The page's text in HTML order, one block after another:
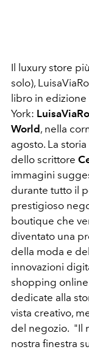
Il luxury store
solo),
libro in
York:
World , nella
agosto. La
dello scrittore
immagini
durante tutto il
prestigioso
boutique che
diventato una
della moda e
innovazioni
shopping
dedicate alla
vista creativo,
del negozio. "Il
nostra finestra